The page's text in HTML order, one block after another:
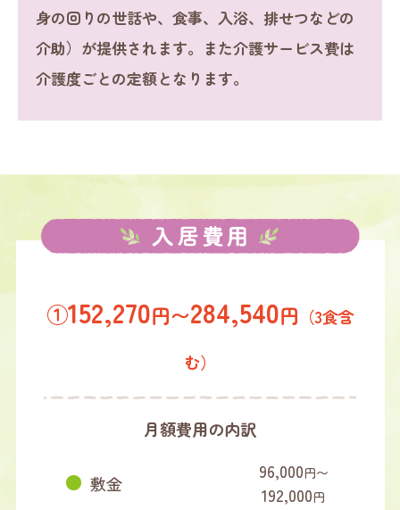
身の回りの世話や、食事、入浴、排せつなどの
介助）が提供されます。また介護サービス費は
介護度ごとの定額となります。
①152,270円〜284,540円 （3食含
む）
月額費用の内訳
敷金
96,000円〜
192,000円